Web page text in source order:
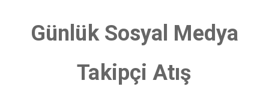
Günlük Sosyal Medya
Takipçi Atış